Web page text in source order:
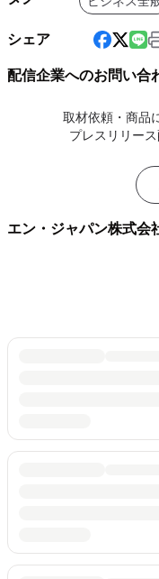
シェア
配信企業へのお問い合
取材依頼・商品
プレスリリー
エン・ジャパン株式会